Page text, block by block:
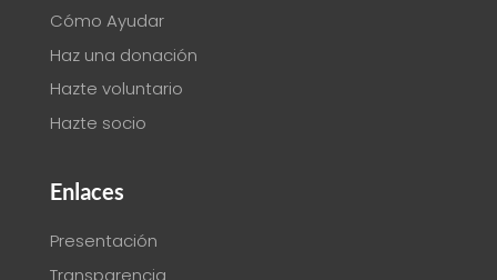
Cómo Ayudar
Haz una donación
Hazte voluntario
Hazte socio
Enlaces
Presentación
Transparencia